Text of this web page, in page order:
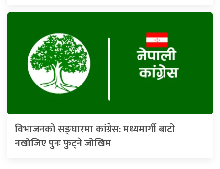
विभाजनको सङ्घारमा कांग्रेस: मध्यमार्गी बाटो
नखोजिए पुनः फुट्ने जोखिम